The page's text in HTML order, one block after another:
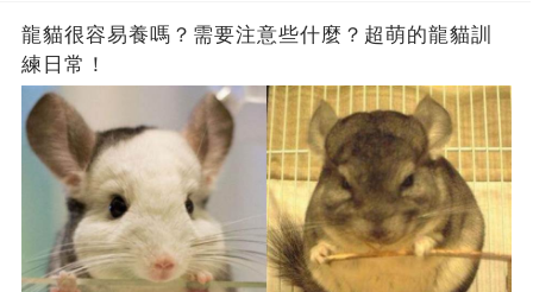
龍貓很容易養嗎？需要注意些什麼？超萌的龍貓訓
練日常！